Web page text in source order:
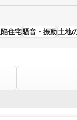
住宅騒音・振動土地